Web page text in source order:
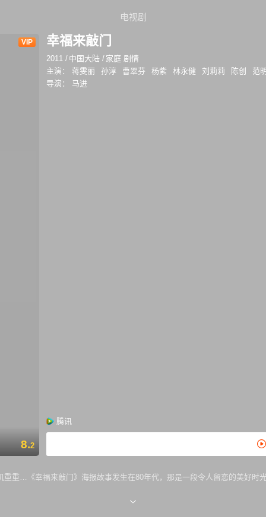
电视剧
VIP
8.2
幸福来敲门
2011 / 中国大陆 / 家庭 剧情
主演：
蒋雯丽 孙淳 曹翠芬 杨紫 林永健 刘莉莉 陈创
范
导演：
马进
腾讯
重重…《幸福来敲门》海报故事发生在80年代，那是一段令人留恋的美好